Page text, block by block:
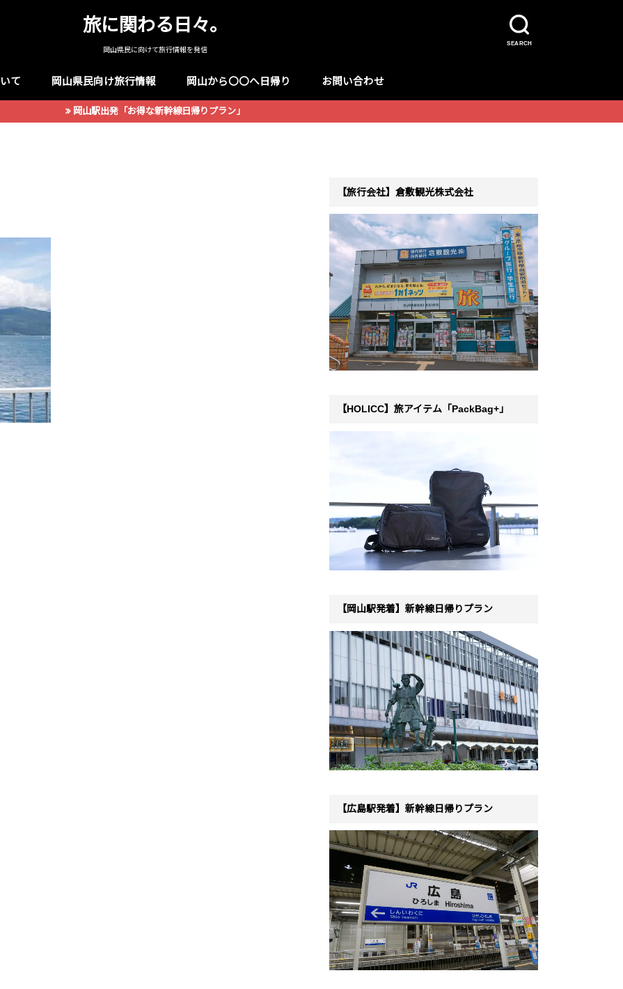
SEARCH
旅に関わる日々。
岡山県民に向けて旅行情報を発信
て 岡山県民向け旅行情報 岡山から〇〇へ日帰り お問い合わせ
岡山駅出発「お得な新幹線日帰りプラン」
【旅行会社】倉敷観光株式会社
【HOLICC】旅アイテム「PackBag+」
【岡山駅発着】新幹線日帰りプラン
【広島駅発着】新幹線日帰りプラン